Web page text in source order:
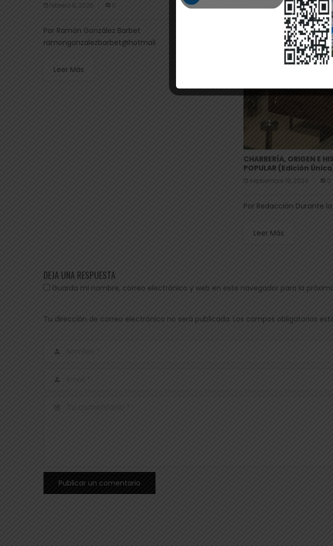
febrero 6, 2026 0
Por Ramón González Barbet
ramongonzalezbarbet@hotmail
Leer Más
CHARRERÍA, ORIGEN E
POPULAR (Edición
septiembre 19, 2024 0
Por Redacción Durante
Leer Más
DEJA UNA RESPUESTA
Guarda mi nombre, correo electrónico y web en este navegador para la
Tu dirección de correo electrónico no será publicada. Los campos obligatorios